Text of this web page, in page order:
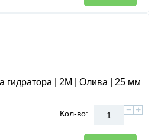
гидратора | 2М | Олива | 25 мм
Кол-во: +
−